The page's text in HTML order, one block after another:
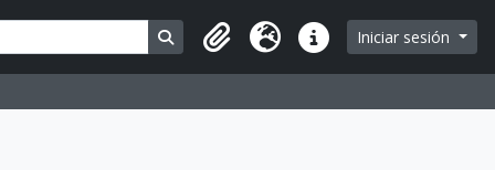
Search in browse page
Portapapeles
Idioma Enlaces rápidos
Iniciar sesión